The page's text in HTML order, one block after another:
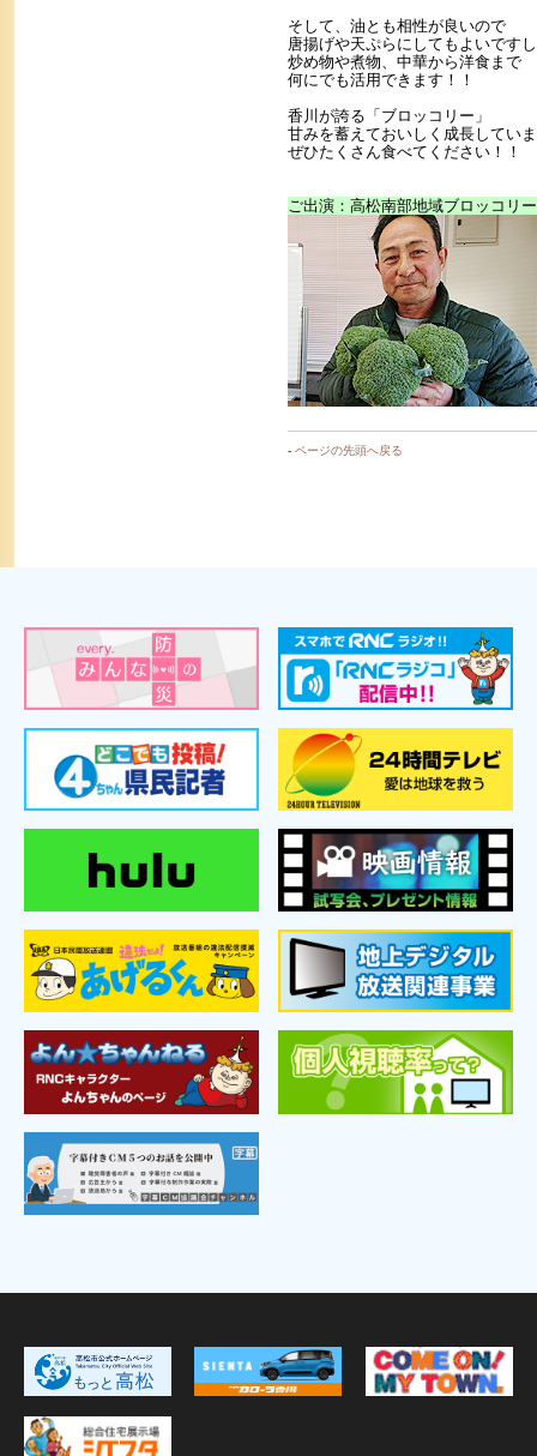
そして、油とも相性が良いので
唐揚げや天ぷらにしてもよいです
炒め物や煮物、中華から洋食まで
何にでも活用できます！！
香川が誇る「ブロッコリー」
甘みを蓄えておいしく成長してい
ぜひたくさん食べてください！！
ご出演：高松南部地域ブロッコリ
- ページの先頭へ戻る